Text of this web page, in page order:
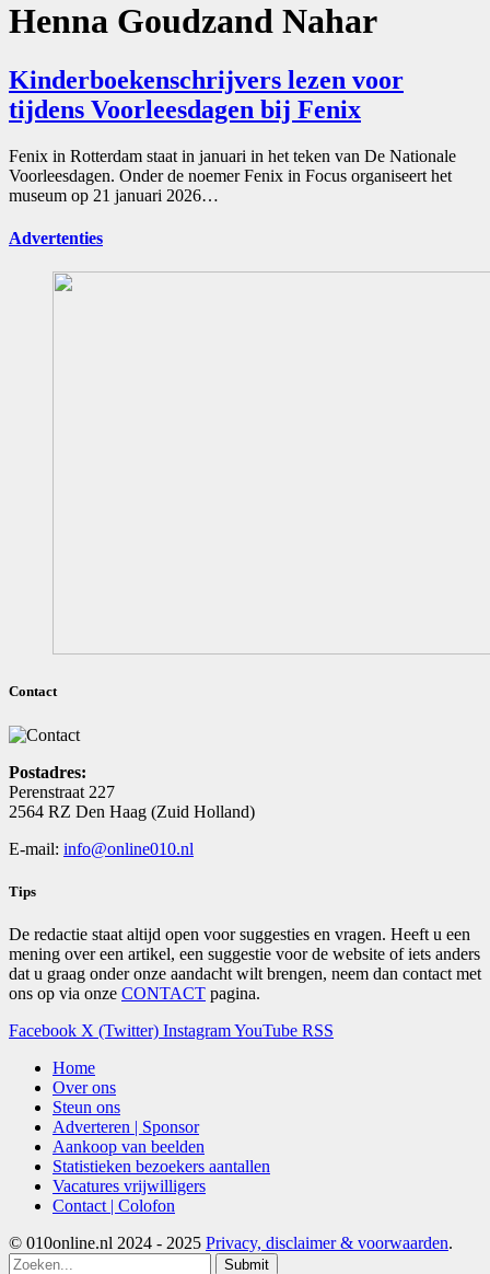
Henna Goudzand Nahar
Kinderboekenschrijvers lezen voor
tijdens Voorleesdagen bij Fenix
Fenix in Rotterdam staat in januari in het teken van De Nationale
Voorleesdagen. Onder de noemer Fenix in Focus organiseert het
museum op 21 januari 2026…
Advertenties
Contact
Postadres:
Perenstraat 227
2564 RZ Den Haag (Zuid Holland)
E-mail: info@online010.nl
Tips
De redactie staat altijd open voor suggesties en vragen. Heeft u een
mening over een artikel, een suggestie voor de website of iets anders
dat u graag onder onze aandacht wilt brengen, neem dan contact met
ons op via onze CONTACT pagina.
Facebook X (Twitter) InstagramYouTube RSS
Home
Over ons
Steun ons
Adverteren | Sponsor
Aankoop van beelden
Statistieken bezoekers aantallen
Vacatures vrijwilligers
Contact | Colofon
© 010online.nl 2024 - 2025 Privacy, disclaimer & voorwaarden.
Submit